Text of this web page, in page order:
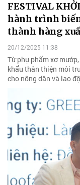
FESTIVAL
hành trình
thành hàng
20/12/2025 11:38
Từ phụ phẩm xơ
khẩu thân thiện môi
cho nông dân và lao